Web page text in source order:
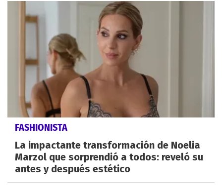
FASHIONISTA
La impactante transformación de Noelia
Marzol que sorprendió a todos: reveló su
antes y después estético